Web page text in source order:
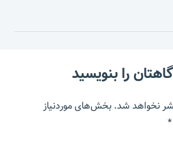
را بنویسید
نخواهد شد.بخش‌های موردنیاز
*